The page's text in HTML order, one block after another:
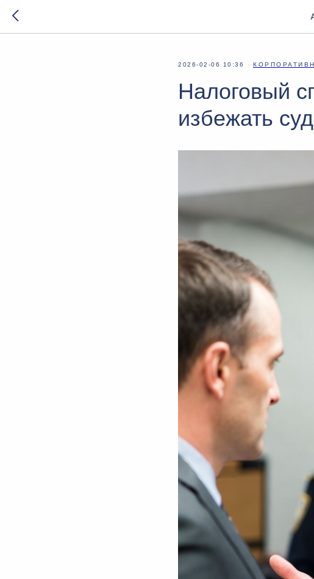
2026-02-06 10:36
Налоговый
избежать